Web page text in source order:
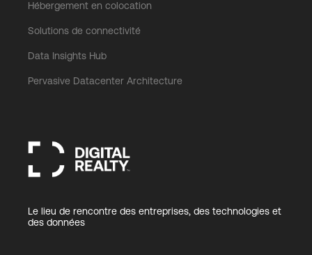
Hébergement en colocation
Solutions de connectivité
Data Insights Hub
Pervasive Datacenter Architecture
Le lieu de rencontre des entreprises, des technologies et
des données